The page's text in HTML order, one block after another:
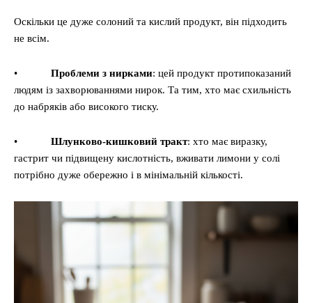
Оскільки це дуже солоний та кислий продукт, він підходить
не всім.
• Проблеми з нирками: цей продукт протипоказаний
людям із захворюваннями нирок. Та тим, хто має схильність
до набряків або високого тиску.
• Шлунково-кишковий тракт: хто має виразку,
гастрит чи підвищену кислотність, вживати лимони у солі
потрібно дуже обережно і в мінімальній кількості.